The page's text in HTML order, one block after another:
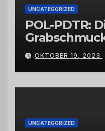
UNCATEGORIZED
POL-PDTR:
OKTOBER 19, 2023
UNCATEGORIZED